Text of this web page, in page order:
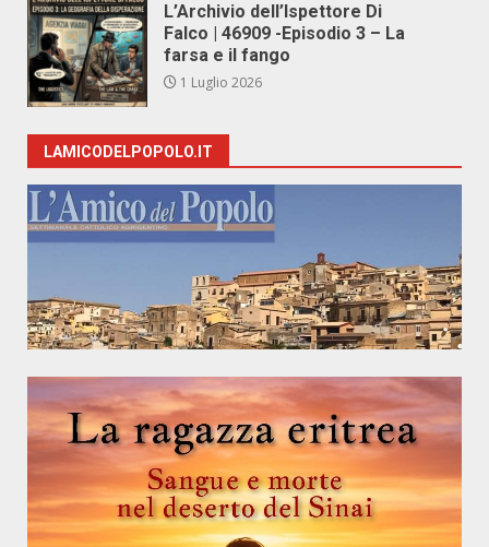
L’Archivio dell’Ispettore Di
Falco | 46909 -Episodio 3 – La
farsa e il fango
1 Luglio 2026
LAMICODELPOPOLO.IT